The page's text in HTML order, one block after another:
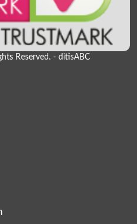
Reserved. - ditisABC